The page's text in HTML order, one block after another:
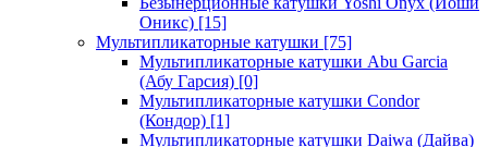
Оникс) [15]
Мультипликаторные катушки [75]
Мультипликаторные катушки Abu Garcia
(Абу Гарсия) [0]
Мультипликаторные катушки Condor
(Кондор) [1]
Мультипликаторные катушки Daiwa (Дайва)